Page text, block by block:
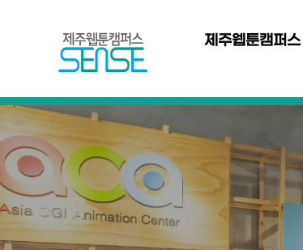
제주웹툰캠퍼스